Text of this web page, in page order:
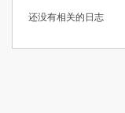
还没有相关的日志